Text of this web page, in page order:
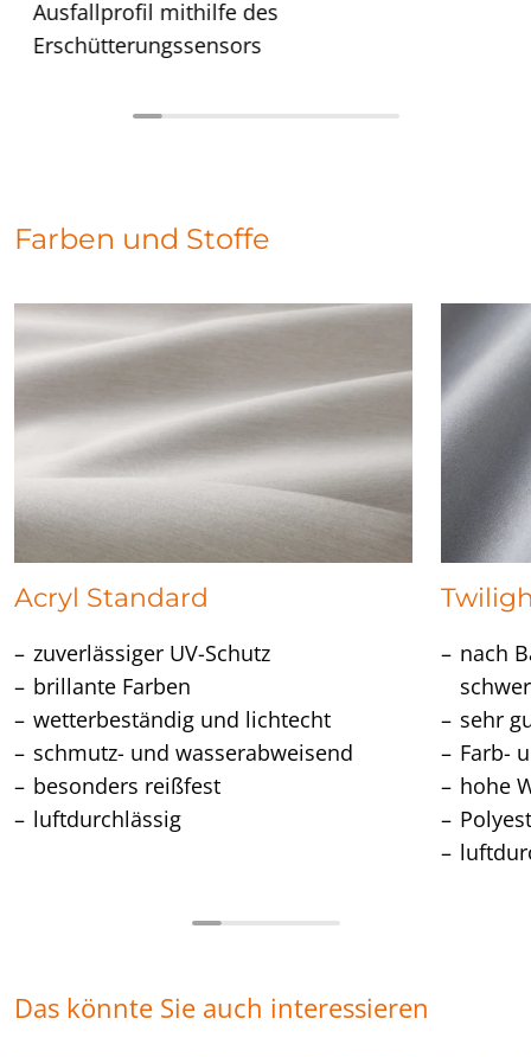
Ausfallprofil mithilfe des
Erschütterungssensors
Farben und Stoffe
Acryl Standard
zuverlässiger UV-Schutz
brillante Farben
wetterbeständig und lichtecht
schmutz- und wasserabweisend
besonders reißfest
luftdurchlässig
nach
sehr
Farb-
hohe
Das könnte Sie auch interessieren